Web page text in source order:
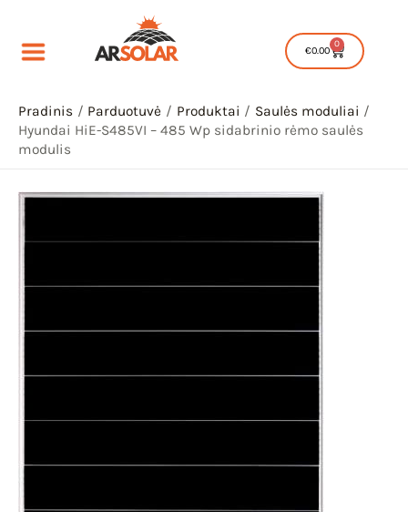
turinio
€0.00
0
Cart
Pradinis Parduotuvė Produktai
Saulės moduliai
Hyundai HiE-S485VI – 485 Wp sidabrinio rėmo saulės
modulis